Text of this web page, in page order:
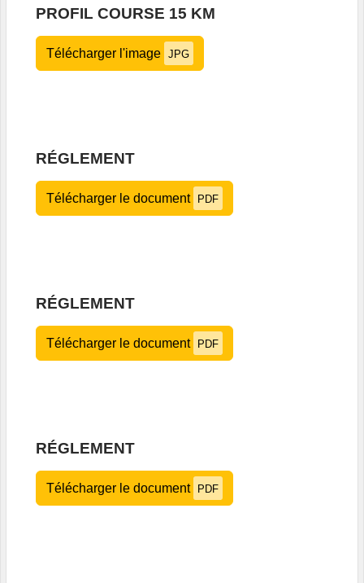
PROFIL COURSE 15 KM
Télécharger l'image JPG
RÉGLEMENT
Télécharger le document PDF
RÉGLEMENT
Télécharger le document PDF
RÉGLEMENT
Télécharger le document PDF